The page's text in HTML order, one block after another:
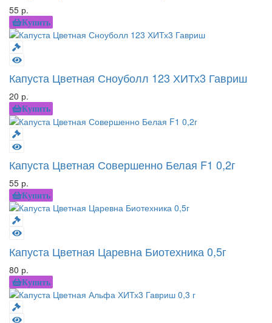
55 р.
Купить
Капуста Цветная Сноуболл 123 ХИТх3 Гавриш
20 р.
Купить
Капуста Цветная Совершенно Белая F1 0,2г
55 р.
Купить
Капуста Цветная Царевна Биотехника 0,5г
80 р.
Купить